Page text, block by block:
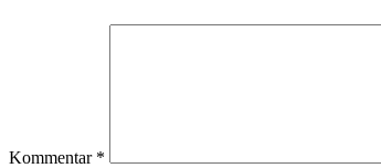
Kommentar *